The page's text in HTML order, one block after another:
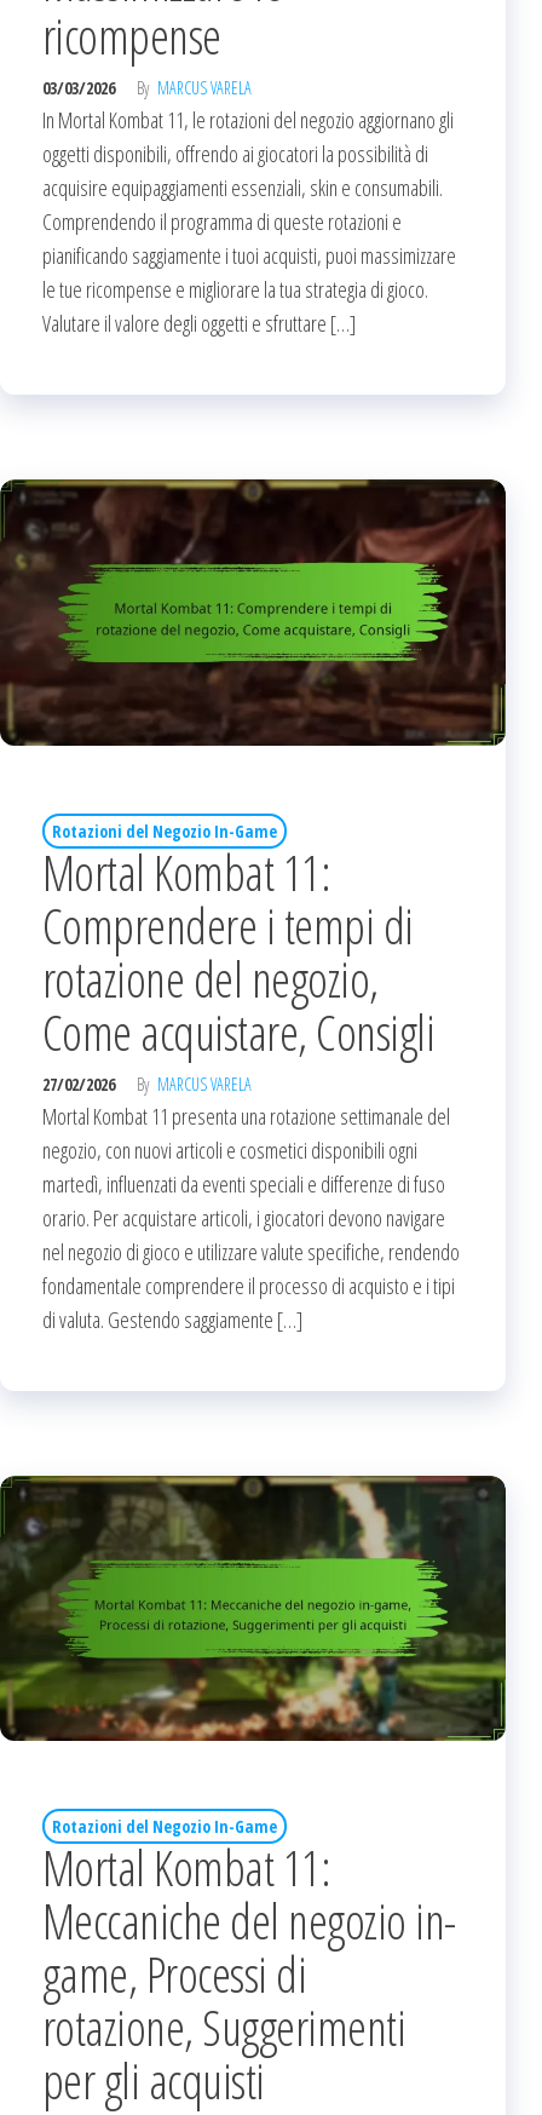
ricompense
03/03/2026 By MARCUS VARELA
In Mortal Kombat 11, le rotazioni del negozio aggiornano gli
oggetti disponibili, offrendo ai giocatori la possibilità di
acquisire equipaggiamenti essenziali, skin e consumabili.
Comprendendo il programma di queste rotazioni e
pianificando saggiamente i tuoi acquisti, puoi massimizzare
le tue ricompense e migliorare la tua strategia di gioco.
Valutare il valore degli oggetti e sfruttare […]
Rotazioni del Negozio In-Game
Mortal Kombat 11:
Comprendere i tempi di
rotazione del negozio,
Come acquistare, Consigli
27/02/2026 By MARCUS VARELA
Mortal Kombat 11 presenta una rotazione settimanale del
negozio, con nuovi articoli e cosmetici disponibili ogni
martedì, influenzati da eventi speciali e differenze di fuso
orario. Per acquistare articoli, i giocatori devono navigare
nel negozio di gioco e utilizzare valute specifiche, rendendo
fondamentale comprendere il processo di acquisto e i tipi
di valuta. Gestendo saggiamente […]
Rotazioni del Negozio In-Game
Mortal Kombat 11:
Meccaniche del negozio in-
game, Processi di
rotazione, Suggerimenti
per gli acquisti